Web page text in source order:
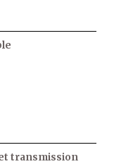
transmission